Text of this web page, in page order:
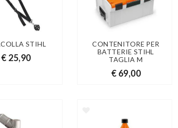
STIHL
€ 25,90
CONTENITORE PER
BATTERIE STIHL
TAGLIA M
€ 69,00